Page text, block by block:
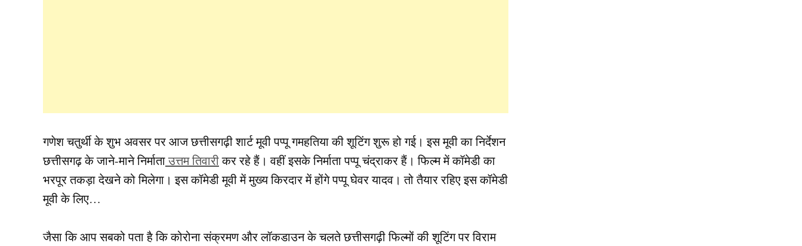
गणेश चतुर्थी के शुभ अवसर पर आज छत्तीसगढ़ी शार्ट मूवी पप्पू गमहतिया की शूटिंग शुरू हो गई। इस मूवी का निर्देशन
छत्तीसगढ़ के जाने-माने निर्माताउत्तम तिवारीकर रहे हैं। वहीं इसके निर्माता पप्पू चंद्राकर हैं। फिल्म में कॉमेडी का
भरपूर तकड़ा देखने को मिलेगा। इस कॉमेडी मूवी में मुख्य किरदार में होंगे पप्पू घेवर यादव। तो तैयार रहिए इस कॉमेडी
मूवी के लिए…
जैसा कि आप सबको पता है कि कोरोना संक्रमण और लॉकडाउन के चलते छत्तीसगढ़ी फिल्मों की शूटिंग पर विराम